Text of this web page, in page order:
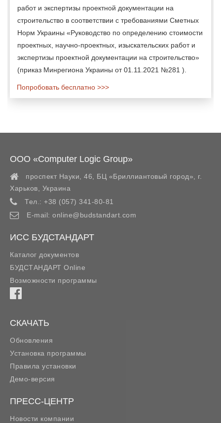
работ и экспертизы проектной документации на
строительство в соответствии с требованиями Сметных
Норм Украины «Руководство по определению стоимости
проектных, научно-проектных, изыскательских работ и
экспертизы проектной документации на строительство»
(приказ Минрегиона Украины от 01.11.2021 №281 ).
Попробовать бесплатно >>>
ООО «Computer Logic Group»
проспект Науки, 46, БЦ «Бриллиантовый город»,
г.
Харьков
Украина
Тел.: +38 (057) 341-80-81
E-mail: online@budstandart.com
ИСС БУДСТАНДАРТ
Каталог документов
БУДСТАНДАРТ Online
Возможности программы
СКАЧАТЬ
Обновления
Установка программы
Правила установки
Демо-версия
ПРЕСС-ЦЕНТР
Новости компании